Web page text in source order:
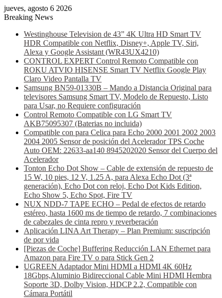
jueves, agosto 6 2026
Breaking News
Westinghouse Television de 43” 4K Ultra HD Smart TV
HDR Compatible con Netflix, Disney+, Apple TV, Siri,
Alexa y Google Assistant (WR43UX4210)
CONTROL EXPERT Control Remoto Compatible con
ROKU ATVIO HISENSE Smart TV Netflix Google Play
Claro Video Pantalla TV
Samsung BN59-01330B – Mando a Distancia Original para
televisores Samsung Smart TV, Modelo de Repuesto, Listo
para Usar, no Requiere configuración
Control Remoto Compatible con LG Smart TV
AKB75095307 (Baterias no incluida)
Compatible con para Celica para Echo 2000 2001 2002 2003
2004 2005 Sensor de posición del Acelerador TPS Coche
Auto OEM: 22633-aa140 8945202020 Sensor del Cuerpo del
Acelerador
Tonton Echo Dot Show – Cable de extensión de repuesto de
15 W, 10 pies, 12 V, 1.25 A, para Alexa Echo Dot (3ª
generación), Echo Dot con reloj, Echo Dot Kids Edition,
Echo Show 5, Echo Spot, Fire TV
NUX NDD-7 TAPE ECHO – Pedal de efectos de retardo
estéreo, hasta 1600 ms de tiempo de retardo, 7 combinaciones
de cabezales de cinta repro y reverberación
Aplicación LINA Art Therapy – Plan Premium: suscripción
de por vida
[Piezas de Coche] Buffering Reducción LAN Ethernet para
Amazon para Fire TV o para Stick Gen 2
UGREEN Adaptador Mini HDMI a HDMI 4K 60Hz
18Gbps,Aluminio Bidireccional Cable Mini HDMI Hembra
Soporte 3D, Dolby Vision, HDCP 2.2, Compatible con
Cámara Portátil